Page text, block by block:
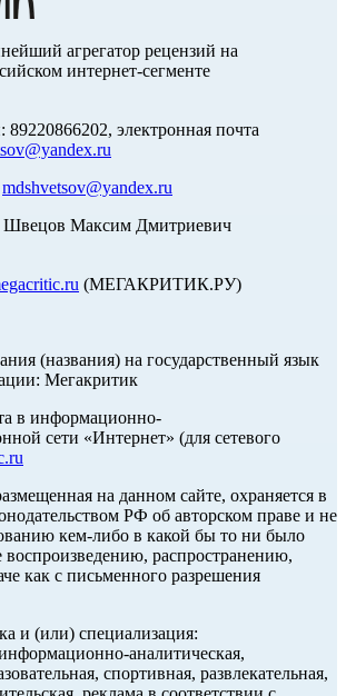
агрегатор рецензий на
интернет-сегменте
электронная почта
mdshvetsov@yandex.ru
Швецов Максим Дмитриевич
(МЕГАКРИТИК.РУ)
(названия) на государственный язык
Мегакритик
в информационно-
сети «Интернет» (для сетевого
на данном сайте, охраняется в
РФ об авторском праве и не
кем-либо в какой бы то ни было
распространению,
как с письменного разрешения
и (или) специализация:
аналитическая,
спортивная, развлекательная,